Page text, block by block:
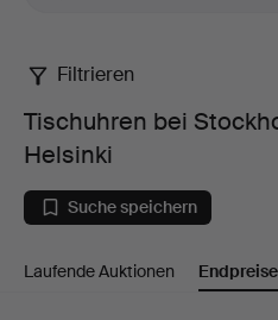
Tischuhren
bei
Stockholms
Auktionsverk
Filtrieren
Tischuhren bei
Helsinki
Suche speichern
Laufende Auktionen Endpreise